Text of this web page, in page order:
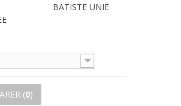
BATISTE UNIE
(0)